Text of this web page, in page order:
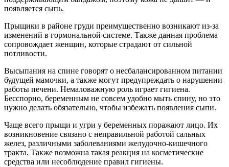
появляется сыпь.
Прыщики в районе груди преимущественно возникают из-за
изменений в гормональной системе. Также данная проблема
сопровождает женщин, которые страдают от сильной
потливости.
Высыпания на спине говорят о несбалансированном питании
будущей мамочки, а также могут предупреждать о нарушении
работы печени. Немаловажную роль играет гигиена.
Бесспорно, беременным не совсем удобно мыть спину, но это
нужно делать обязательно, чтобы избежать появления сыпи.
Чаще всего прыщи и угри у беременных поражают лицо. Их
возникновение связано с неправильной работой сальных
желез, различными заболеваниями желудочно-кишечного
тракта. Также возможна такая реакция на косметические
средства или несоблюдение правил гигиены.